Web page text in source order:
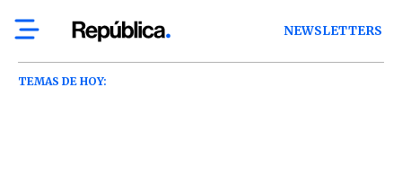
NEWSLETTERS
TEMAS DE HOY: